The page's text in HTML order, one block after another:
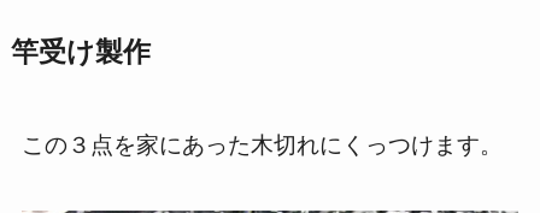
竿受け製作
この３点を家にあった木切れにくっつけます。